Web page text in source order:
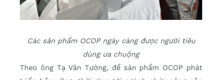
Các sản phẩm OCOP ngày càng được người tiêu
dùng ưa chuộng
Theo ông Tạ Văn Tường, để sản phẩm OCOP phát